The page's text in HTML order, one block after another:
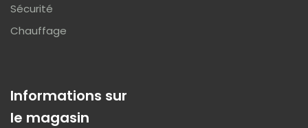
Informations sur
le magasin
Sécurité
Chauffage